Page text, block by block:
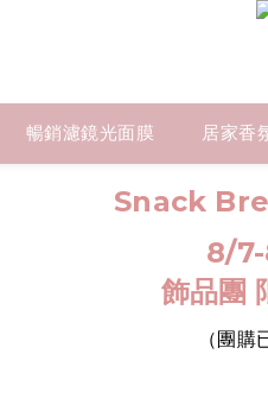
暢銷濾鏡光面膜 居家香
Snack
8/
飾品團
（團購